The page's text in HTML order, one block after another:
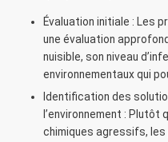
Évaluation initiale : Les
une évaluation
nuisible, son niveau
environnementaux qui
Identification des
l’environnement : Plutôt
chimiques agressifs,